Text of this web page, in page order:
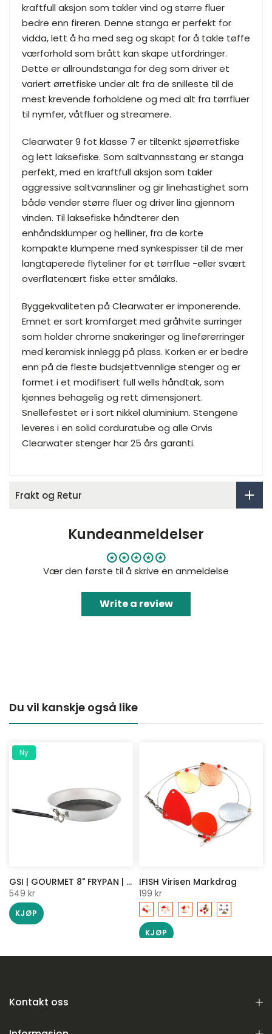
kraftfull aksjon som takler vind og større fluer
bedre enn fireren. Denne stanga er perfekt for
vidda, lett å ha med seg og skapt for å takle tøffe
værforhold som brått kan skape utfordringer.
Dette er allroundstanga for deg som driver et
variert ørretfiske under alt fra de snilleste til de
mest krevende forholdene og med alt fra tørrfluer
til nymfer, våtfluer og streamere.
Clearwater 9 fot klasse 7 er tiltenkt sjøørretfiske
og lett laksefiske. Som saltvannsstang er stanga
perfekt, med en kraftfull aksjon som takler
aggressive saltvannsliner og gir linehastighet som
både vender større fluer og driver lina gjennom
vinden. Til laksefiske håndterer den
enhåndsklumper og helliner, fra de korte
kompakte klumpene med synkespisser til de mer
langtaperede flyteliner for et tørrflue -eller svært
overflatenært fiske etter smålaks.
Byggekvaliteten på Clearwater er imponerende.
Emnet er sort kromfarget med gråhvite surringer
som holder chrome snakeringer og lineførerringer
med keramisk innlegg på plass. Korken er er bedre
enn på de fleste budsjettvennlige stenger og er
formet i et modifisert full wells håndtak, som
kjennes behagelig og rett dimensjonert.
Snellefestet er i sort nikkel aluminium. Stengene
leveres i en solid corduratube og alle Orvis
Clearwater stenger har 25 års garanti.
Frakt og Retur
Kundeanmeldelser
Vær den første til å skrive en anmeldelse
Write a review
Du vil kanskje også like
Ny
GSI | GOURMET 8" FRYPAN | STEKEPANNE FOR TUR | BÅLPANNE
549 kr
KJØP
IFISH Virisen Markdrag
199 kr
KJØP
Kontakt oss